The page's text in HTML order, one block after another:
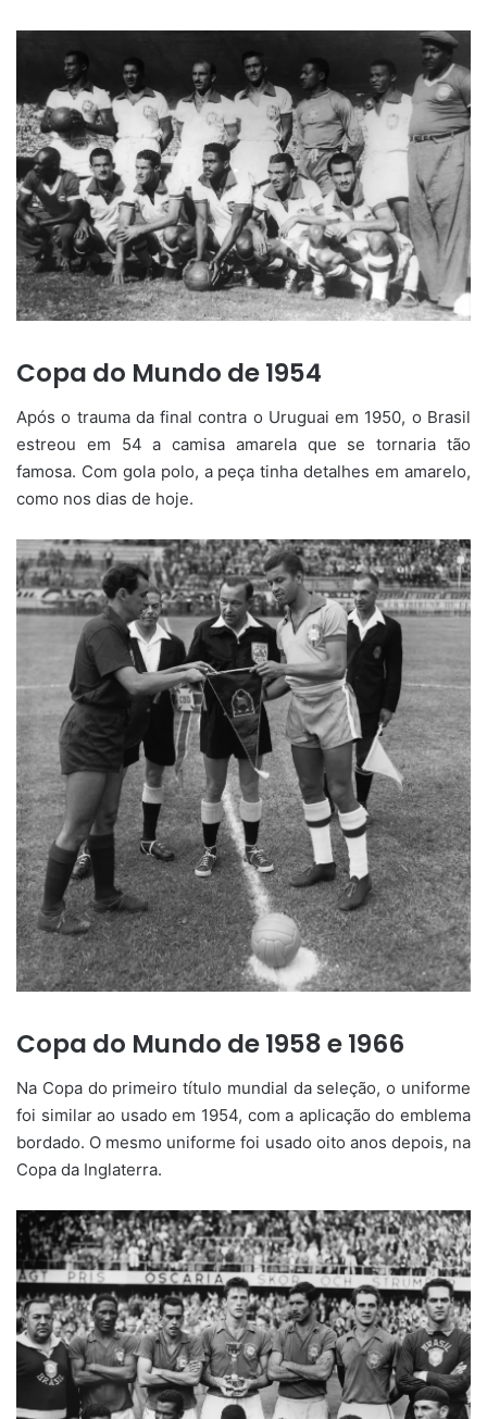
Copa do Mundo de 1954
Após o trauma da final contra o Uruguai em 1950, o Brasil
estreou em 54 a camisa amarela que se tornaria tão
famosa. Com gola polo, a peça tinha detalhes em amarelo,
como nos dias de hoje.
Copa do Mundo de 1958 e 1966
Na Copa do primeiro título mundial da seleção, o uniforme
foi similar ao usado em 1954, com a aplicação do emblema
bordado. O mesmo uniforme foi usado oito anos depois, na
Copa da Inglaterra.